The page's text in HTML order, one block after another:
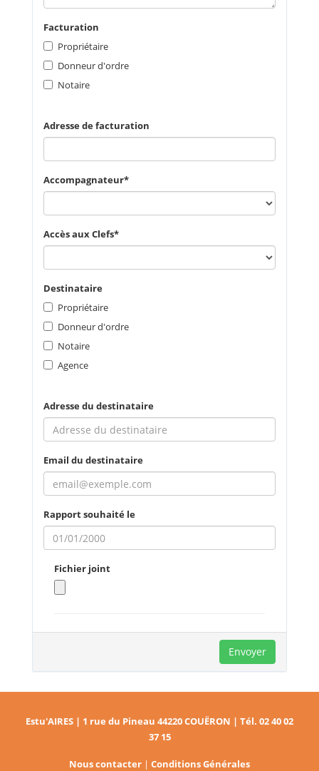
Facturation
Propriétaire
Donneur d'ordre
Notaire
Adresse de facturation
Accompagnateur
Accès aux Clefs
Destinataire
Propriétaire
Donneur d'ordre
Notaire
Agence
Adresse du destinataire
Email du destinataire
Rapport souhaité le
Fichier joint
Envoyer
Estu'AIRES | 1 rue du Pineau 44220 COUËRON | Tél. 02 40 02
37 15
00020 | N°TVA. FR 02 752695973 | Code APE 71.20B
Nous contacter | Conditions Générales